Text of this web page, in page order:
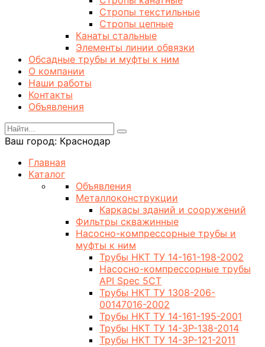
Стропы текстильные
Стропы цепные
Канаты стальные
Элементы линии обвязки
Обсадные трубы и муфты к ним
О компании
Наши работы
Контакты
Объявления
Ваш город: Краснодар
Главная
Каталог
Объявления
Металлоконструкции
Каркасы зданий и сооружений
Фильтры скважинные
Насосно-компрессорные трубы и
муфты к ним
Трубы НКТ ТУ 14-161-198-2002
Насосно-компрессорные трубы
API Spec 5CT
Трубы НКТ ТУ 1308-206-
00147016-2002
Трубы НКТ ТУ 14-161-195-2001
Трубы НКТ ТУ 14-3Р-138-2014
Трубы НКТ ТУ 14-3Р-121-2011